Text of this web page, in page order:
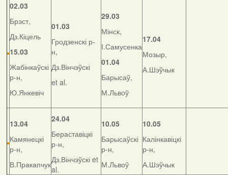
02.03
Брэст,
Дз.Кіцель
15.03
Жабінкаўскі
р-н,
Ю.Янкевіч
01.03
Гродзенскі р-
н,
Дз.Вінчэўскі
et al.
29.03
Мінск,
І.Самусенка
01.04
Барысаў,
М.Львоў
17.04
Мозыр,
А.Шэўчык
13.04
Камянецкі
р-н,
В.Пракапчук
24.04
Бераставіцкі
р-н,
Дз.Вінчэўскі et
al.
10.05
Барысаўскі
р-н,
М.Львоў
10.05
Калінкавіцкі
р-н,
А.Шэўчык